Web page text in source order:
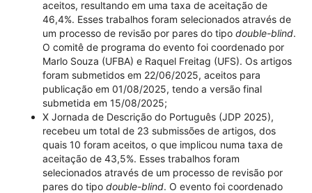
aceitos, resultando em uma taxa de aceitação de
46,4%. Esses trabalhos foram selecionados através de
um processo de revisão por pares do tipo double-blind.
O comitê de programa do evento foi coordenado por
Marlo Souza (UFBA) e Raquel Freitag (UFS). Os artigos
foram submetidos em 22/06/2025, aceitos para
publicação em 01/08/2025, tendo a versão final
submetida em 15/08/2025;
X Jornada de Descrição do Português (JDP 2025),
recebeu um total de 23 submissões de artigos, dos
quais 10 foram aceitos, o que implicou numa taxa de
aceitação de 43,5%. Esses trabalhos foram
selecionados através de um processo de revisão por
pares do tipo double-blind. O evento foi coordenado